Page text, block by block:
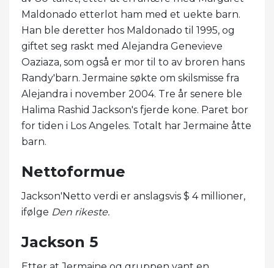
Maldonado etterlot ham med et uekte barn.
Han ble deretter hos Maldonado til 1995, og
giftet seg raskt med Alejandra Genevieve
Oaziaza, som også er mor til to av broren hans
Randy'barn. Jermaine søkte om skilsmisse fra
Alejandra i november 2004. Tre år senere ble
Halima Rashid Jackson's fjerde kone. Paret bor
for tiden i Los Angeles. Totalt har Jermaine åtte
barn.
Nettoformue
Jackson'Netto verdi er anslagsvis $ 4 millioner,
ifølge Den rikeste.
Jackson 5